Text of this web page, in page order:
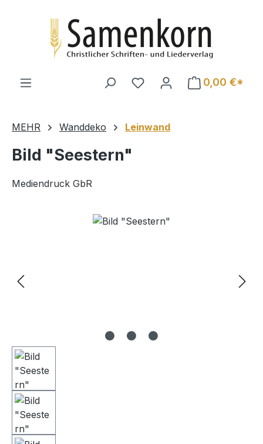
0,00 €*
MEHR Wanddeko Leinwand
Bild "Seestern"
Mediendruck GbR
Bildergalerie überspringen